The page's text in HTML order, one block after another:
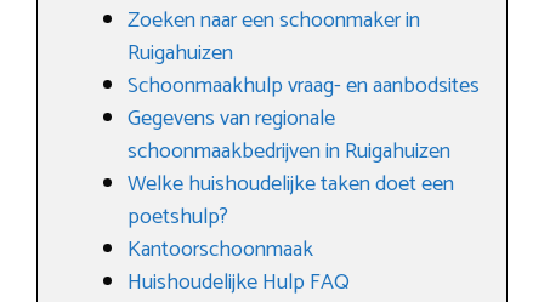
Zoeken naar een schoonmaker in
Ruigahuizen
Schoonmaakhulp vraag- en aanbodsites
Gegevens van regionale
schoonmaakbedrijven in Ruigahuizen
Welke huishoudelijke taken doet een
poetshulp?
Kantoorschoonmaak
Huishoudelijke Hulp FAQ